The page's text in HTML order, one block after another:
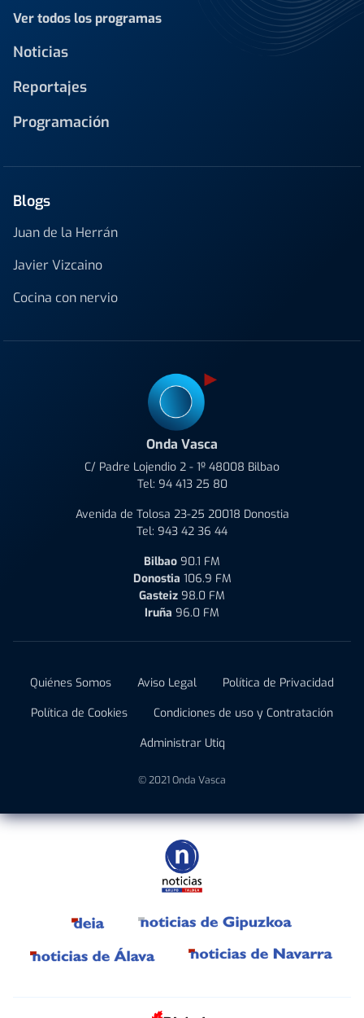
Ver todos los programas
Noticias
Reportajes
Programación
Blogs
Juan de la Herrán
Javier Vizcaino
Cocina con nervio
Onda Vasca
C/ Padre Lojendio 2 - 1º 48008 Bilbao
Tel: 94 413 25 80
Avenida de Tolosa 23-25 20018 Donostia
Tel: 943 42 36 44
Bilbao 90.1 FM
Donostia 106.9 FM
Gasteiz 98.0 FM
Iruña 96.0 FM
Quiénes Somos Aviso Legal
Política de Privacidad
Política de Cookies
Condiciones de uso y Contratación
Administrar Utiq
© 2021 Onda Vasca